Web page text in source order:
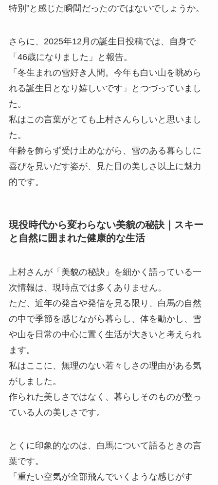
特別”と感じた瞬間だったのではないでしょうか。
さらに、2025年12月の誕生日投稿では、自身で
「46歳になりました」と報告。
「冬生まれの雪好き人間。今年も白い山を眺めら
れる誕生日となり嬉しいです」とつづっていまし
た。
私はこの言葉がとても上村さんらしいと思いまし
た。
年齢を飾らず受け止めながら、雪のある暮らしに
喜びを見いだす姿が、見た目の美しさ以上に魅力
的です。
現役時代から変わらない美貌の秘訣｜スキー
と自然に囲まれた健康的な生活
上村さんが「美貌の秘訣」を細かく語っている一
次情報は、現時点では多くありません。
ただ、近年の発言や発信を見る限り、白馬の自然
の中で季節を感じながら暮らし、体を動かし、雪
や山を日常の中心に置く生活が大きいと考えられ
ます。
私はここに、無理のない若々しさの理由がある気
がしました。
作られた美しさではなく、暮らしそのものが整っ
ている人の美しさです。
とくに印象的なのは、白馬について語るときの言
葉です。
「重たい空気が全部飛んでいくような感じがす